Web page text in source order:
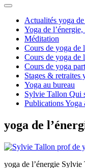
Actualités yoga de
Yoga de
Méditation
Cours de yoga de
Cours de yoga de
Cours de yoga
Stages & retraites
Yoga au bureau
Sylvie Tallon Qui
Publications Yoga
yoga de
yoga de l’énergie Sylvie